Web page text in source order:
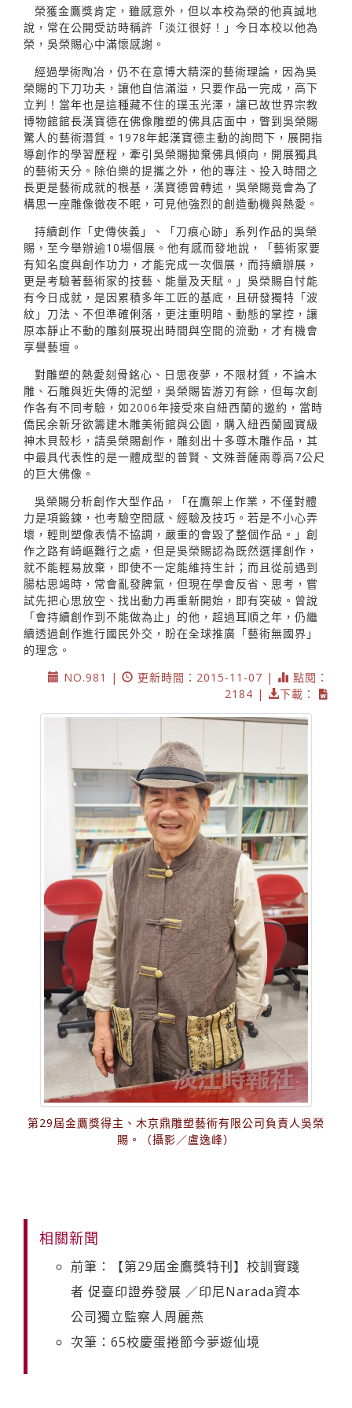
榮獲金鷹獎肯定，雖感意外，但以本校為榮的他真誠地
說，常在公開受訪時稱許「淡江很好！」今日本校以他為
榮，吳榮賜心中滿懷感謝。
經過學術陶冶，仍不在意博大精深的藝術理論，因為吳
榮賜的下刀功夫，讓他自信滿溢，只要作品一完成，高下
立判！當年也是這種藏不住的璞玉光澤，讓已故世界宗教
博物館館長漢寶德在佛像雕塑的佛具店面中，瞥到吳榮賜
驚人的藝術潛質。1978年起漢寶德主動的詢問下，展開指
導創作的學習歷程，牽引吳榮賜拋棄佛具傾向，開展獨具
的藝術天分。除伯樂的提攜之外，他的專注、投入時間之
長更是藝術成就的根基，漢寶德曾轉述，吳榮賜竟會為了
構思一座雕像徹夜不眠，可見他強烈的創造動機與熱愛。
持續創作「史傳俠義」、「刀痕心跡」系列作品的吳榮
賜，至今舉辦逾10場個展。他有感而發地說，「藝術家要
有知名度與創作功力，才能完成一次個展，而持續辦展，
更是考驗著藝術家的技藝、能量及天賦。」吳榮賜自忖能
有今日成就，是因累積多年工匠的基底，且研發獨特「波
紋」刀法、不但準確俐落，更注重明暗、動態的掌控，讓
原本靜止不動的雕刻展現出時間與空間的流動，才有機會
享譽藝壇。
對雕塑的熱愛刻骨銘心、日思夜夢，不限材質，不論木
雕、石雕與近失傳的泥塑，吳榮賜皆游刃有餘，但每次創
作各有不同考驗，如2006年接受來自紐西蘭的邀約，當時
僑民余新牙欲籌建木雕美術館與公園，購入紐西蘭國寶級
神木貝殼杉，請吳榮賜創作，雕刻出十多尊木雕作品，其
中最具代表性的是一體成型的普賢、文殊菩薩兩尊高7公尺
的巨大佛像。
吳榮賜分析創作大型作品，「在鷹架上作業，不僅對體
力是項鍛鍊，也考驗空間感、經驗及技巧。若是不小心弄
壞，輕則塑像表情不協調，嚴重的會毀了整個作品。」創
作之路有崎嶇難行之處，但是吳榮賜認為既然選擇創作，
就不能輕易放棄，即使不一定能維持生計；而且從前遇到
腸枯思竭時，常會亂發脾氣，但現在學會反省、思考，嘗
試先把心思放空、找出動力再重新開始，即有突破。曾說
「會持續創作到不能做為止」的他，超過耳順之年，仍繼
續透過創作進行國民外交，盼在全球推廣「藝術無國界」
的理念。
NO.981 |
更新時間：2015-11-07 |
點閱：
2184 |
下載：
第29屆金鷹獎得主、木京鼎雕塑藝術有限公司負責人吳榮
賜。（攝影／盧逸峰）
相關新聞
前筆：【第29屆金鷹獎特刊】校訓實踐
者 促臺印證券發展 ／印尼Narada資本
公司獨立監察人周麗燕
次筆：65校慶蛋捲節今夢遊仙境